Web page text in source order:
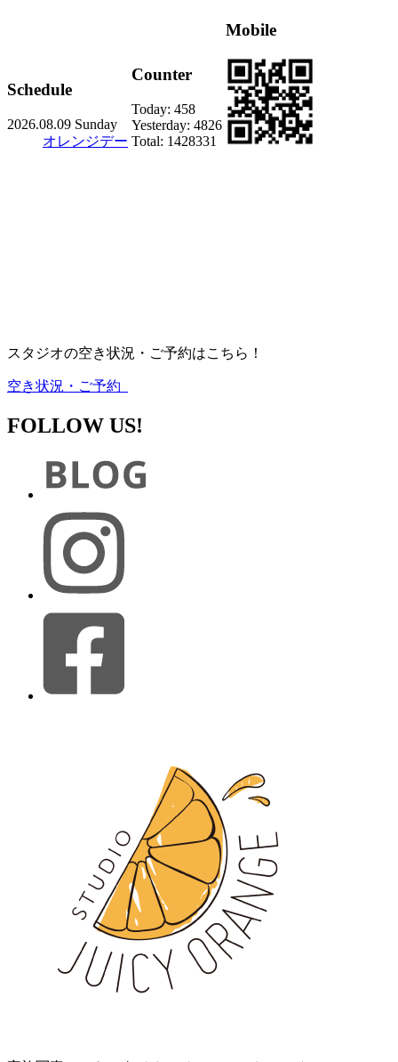
Schedule
2026.08.09 Sunday
オレンジデー
Counter
Today: 458
Yesterday: 4826
Total: 1428331
Mobile
スタジオの空き状況・ご予約はこちら！
空き状況・ご予約
FOLLOW US!